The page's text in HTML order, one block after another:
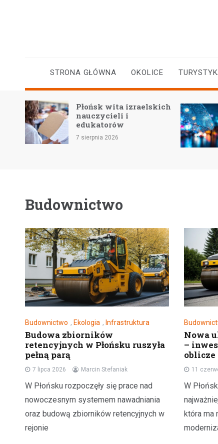
STRONA GŁÓWNA OKOLICE
Płońsk wita izraelskich
nauczycieli i
edukatorów
7 sierpnia 2026
Budownictwo
Budownictwo , Ekologia , Infrastruktura
Budowa zbiorników
retencyjnych w Płońsku ruszyła
pełną parą
7 lipca 2026 Marcin Stefaniak
W Płońsku rozpoczęły się prace nad
nowoczesnym systemem nawadniania
oraz budową zbiorników retencyjnych w
rejonie
Nowa
–
11
W
która ma